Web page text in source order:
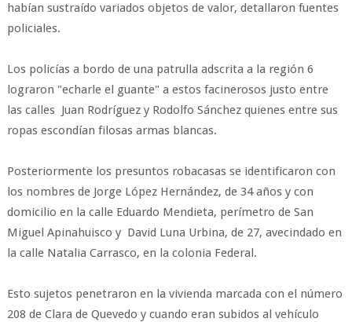
habían sustraído variados objetos de valor, detallaron fuentes
policiales.
Los policías a bordo de una patrulla adscrita a la región 6
lograron "echarle el guante" a estos facinerosos justo entre
las calles Juan Rodríguez y Rodolfo Sánchez quienes entre sus
ropas escondían filosas armas blancas.
Posteriormente los presuntos robacasas se identificaron con
los nombres de Jorge López Hernández, de 34 años y con
domicilio en la calle Eduardo Mendieta, perímetro de San
Miguel Apinahuisco y David Luna Urbina, de 27, avecindado en
la calle Natalia Carrasco, en la colonia Federal.
Esto sujetos penetraron en la vivienda marcada con el número
208 de Clara de Quevedo y cuando eran subidos al vehículo